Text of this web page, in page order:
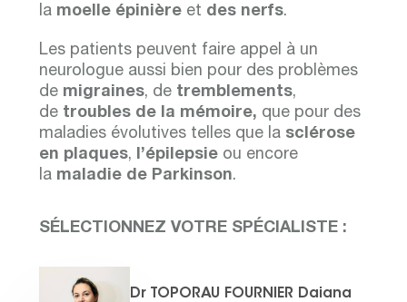
la moelle épinièreet des nerfs.
Les patients peuvent faire appel à un
neurologue aussi bien pour des problèmes
de migraines, de tremblements,
de troubles de la mémoire, que pour des
maladies évolutives telles que la sclérose
en plaques, l’épilepsieou encore
la maladie de Parkinson.
SÉLECTIONNEZ VOTRE SPÉCIALISTE :
Dr TOPORAU FOURNIER Daiana